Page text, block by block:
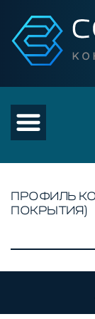
ПРОФИЛЬ
ПОКРЫТИЯ)